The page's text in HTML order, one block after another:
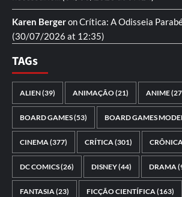
Karen BergeronCrítica: A Odisseia
(30/07/2026 at 12:35)
TAGs
ALIEN(39) ANIMAÇÃO(21) ANIME
BOARD GAMES(53) BOARD GAMES
CINEMA(377) CRÍTICA(301)
DC COMICS(26) DISNEY(44) DRAMA
FANTASIA(23) FICÇÃO CIENTÍFICA(163)